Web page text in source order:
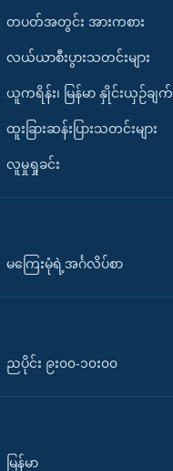
တပတ်အတွင်း အားကစား
လယ်ယာစီးပွားသတင်းများ
ယူကရိန်း၊ မြန်မာ နှိုင်းယှဉ်ချက်
ထူးခြားဆန်းပြားသတင်းများ
လူမှုရှုခင်း
မကြေးမုံရဲ့အင်္ဂလိပ်စာ
ညပိုင်း ၉း၀၀-၁၀း၀၀
မြန်မာ